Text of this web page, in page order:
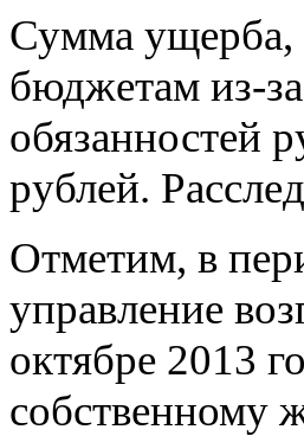
Сумма ущерба,
бюджетам из-
обязанностей
рублей.
Отметим, в
управление
октябре 2013
собственному